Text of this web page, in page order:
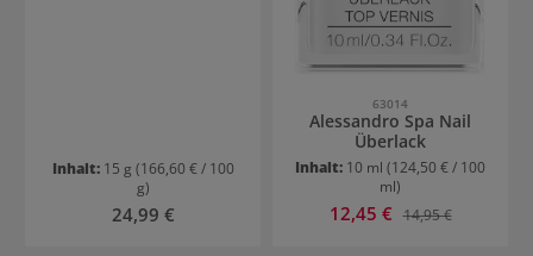
Inhalt: 15 g (166,60 € / 100
g)
Regulärer Preis:
24,99 €
63014
Alessandro Spa Nail
Überlack
Inhalt: 10 ml (124,50 € / 100
ml)
Verkaufspreis:
12,45 € Regulärer Preis:
14,95 €